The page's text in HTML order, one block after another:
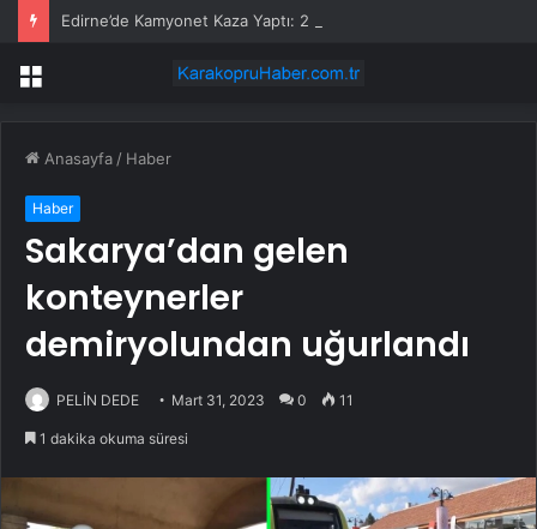
Edirne’de Kamyonet Kaza Yaptı: 2 Yaralı
Menü
Anasayfa / Haber
Haber
Sakarya’dan gelen
konteynerler
demiryolundan uğurlandı
PELİN DEDE Mart 31, 2023 0 11
1 dakika okuma süresi